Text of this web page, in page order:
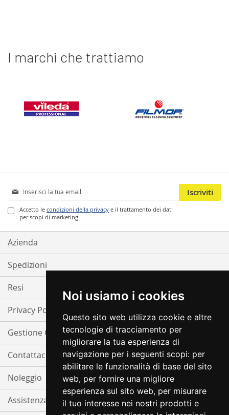
Noi usiamo i cookies
Questo sito web utilizza cookie e altre
tecnologie di tracciamento per
migliorare la tua esperienza di
navigazione per i seguenti scopi: per
abilitare le funzionalità di base del sito
web, per fornire una migliore
esperienza sul sito web, per misurare
il tuo interesse nei nostri prodotti e
I marchi che trattiamo
Iscriviti
alla
nostra
Newsletter:
Accetto le condizioni della privacy e il trattamento dei dati
per scopi di marketing
Iscriviti
Azienda
Spedizioni
Resi
Privacy Policy
Gestione Cookie
Contattaci
Noleggio
Assistenza